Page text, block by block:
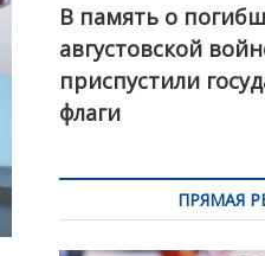
В память о
августовской
приспустили
флаги
ПРЯМАЯ